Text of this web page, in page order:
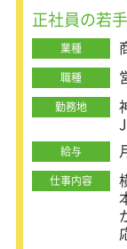
正社員の若
業種
職種
勤務地
給与
仕事内容